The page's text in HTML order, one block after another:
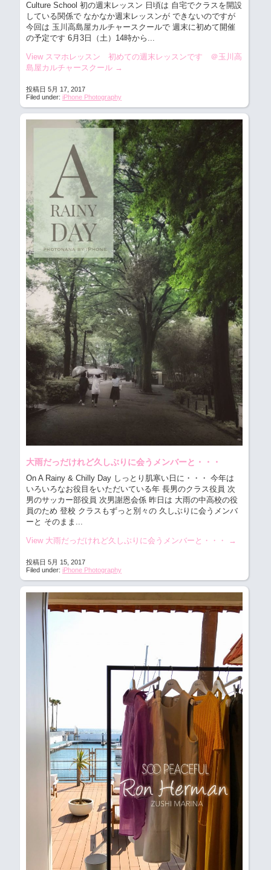
Culture School 初の週末レッスン 日頃は 自宅でクラスを開設
している関係で なかなか週末レッスンが できないのですが
今回は 玉川高島屋カルチャースクールで 週末に初めて開催
の予定です 6月3日（土）14時から...
View スマホレッスン 初めての週末レッスンです ＠玉川高
島屋カルチャースクール →
投稿日 5月 17, 2017
Filed under: iPhone Photography
大雨だっだけれど久しぶりに会うメンバーと・・・
On A Rainy & Chilly Day しっとり肌寒い日に・・・ 今年は
いろいろなお役目をいただいている年 長男のクラス役員 次
男のサッカー部役員 次男謝恩会係 昨日は 大雨の中高校の役
員のため 登校 クラスもずっと別々の 久しぶりに会うメンバ
ーと そのまま...
View 大雨だっだけれど久しぶりに会うメンバーと・・・ →
投稿日 5月 15, 2017
Filed under: iPhone Photography